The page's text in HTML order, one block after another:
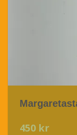
450 kr